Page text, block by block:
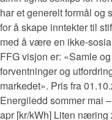
har et generelt formål
for å skape inntekter til
med å være en ikke-
FFG visjon er: «Samle
forventninger og
markedet». Pris fra
Energiledd sommer mai
apr [kr/kWh] Liten næring